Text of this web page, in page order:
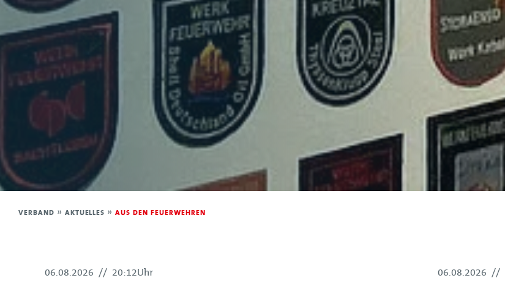
Struktur
Struktur
Mitglieder
Organe
Geschäftsstelle
Leitbild
Satzung
Förderer und Partner
Struktur
VERBAND » AKTUELLES » AUS DEN FEUERWEHREN
06.08.2026 // 20:12Uhr 06.08.2026 //